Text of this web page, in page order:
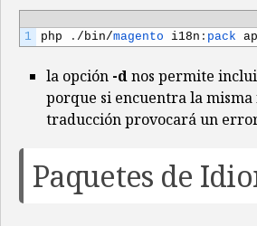
1 php . /bin/magento i18n : pack
la opción -dnos permite
porque si encuentra la
traducción provocará un
Paquetes de